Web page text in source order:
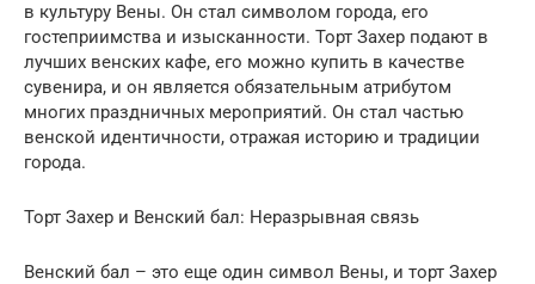
в культуру Вены. Он стал символом города, его
гостеприимства и изысканности. Торт Захер подают в
лучших венских кафе, его можно купить в качестве
сувенира, и он является обязательным атрибутом
многих праздничных мероприятий. Он стал частью
венской идентичности, отражая историю и традиции
города.
Торт Захер и Венский бал: Неразрывная связь
Венский бал – это еще один символ Вены, и торт Захер